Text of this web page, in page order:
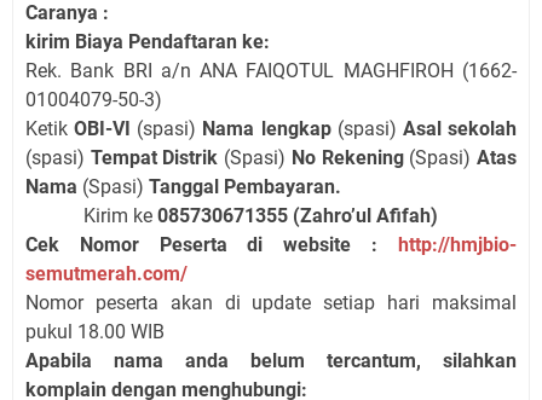
Caranya :
kirim Biaya Pendaftaran ke:
Rek. Bank BRI a/nANA FAIQOTUL MAGHFIROH (1662-
01004079-50-3)
KetikOBI-VI (spasi) Nama lengkap(spasi) Asal sekolah
(spasi) Tempat Distrik (Spasi) No Rekening (Spasi) Atas
Nama (Spasi) Tanggal Pembayaran.
Kirim ke 085730671355 (Zahro’ul Afifah)
Cek Nomor Peserta di website : http://hmjbio-
semutmerah.com/
Nomor peserta akan di update setiap hari maksimal
pukul 18.00 WIB
Apabila nama anda belum tercantum, silahkan
komplain dengan menghubungi: